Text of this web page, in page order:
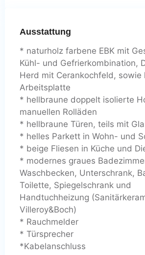
Ausstattung
* naturholz farbene EBK mit
Kühl- und Gefrierkombination,
Herd mit Cerankochfeld, sowie
Arbeitsplatte
* hellbraune doppelt isolierte
manuellen Rolläden
* hellbraune Türen, teils mit
* helles Parkett in Wohn- und
* beige Fliesen in Küche und
* modernes graues
Waschbecken, Unterschrank,
Toilette, Spiegelschrank und
Handtuchheizung
Villeroy&Boch)
* Rauchmelder
* Türsprecher
*Kabelanschluss